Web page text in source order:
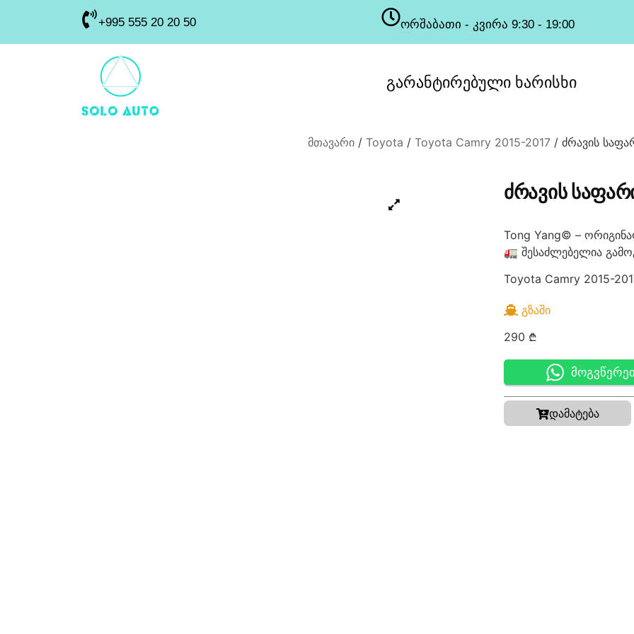
+995 555 20 20 50 ორშაბათი - კვირა 9:30 - 19:00
გარანტირებული ხარისხი
მთავარი/ Toyota / Toyota Camry 2015-2017/ ძრავის
ᲫᲠᲐᲕᲘᲡ
Tong Yang© –
🚛 შესაძლებელია
Toyota Camry 2015-
ᲒᲖᲐᲨᲘ
290 ₾
დამატება